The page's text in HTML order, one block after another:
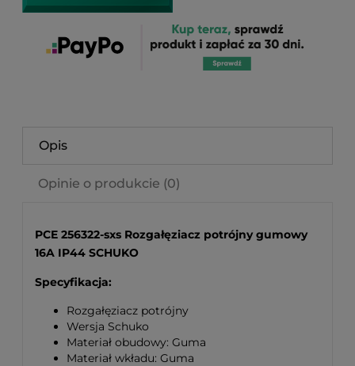
Opis
Opinie o produkcie (0)
PCE 256322-sxs Rozgałęziacz potrójny gumowy
16A IP44 SCHUKO
Specyfikacja:
Rozgałęziacz potrójny
Wersja Schuko
Materiał obudowy: Guma
Materiał wkładu: Guma